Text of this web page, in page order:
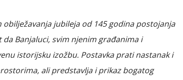
jubileja od 145 godina postojanja
Banjaluci, svim njenim građanima i
istorijsku izožbu. Postavka prati nastanak i
ali predstavlja i prikaz bogatog